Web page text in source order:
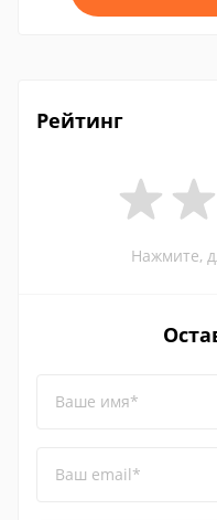
Рейтинг
Нажмите,
Ваше имя*
Ваш email*